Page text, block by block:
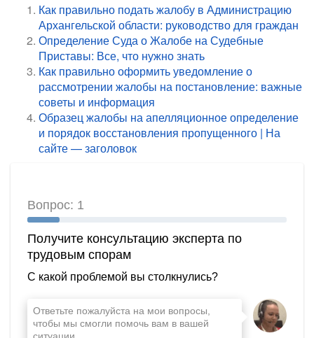
Как правильно подать жалобу в Администрацию
Архангельской области: руководство для граждан
Определение Суда о Жалобе на Судебные
Приставы: Все, что нужно знать
Как правильно оформить уведомление о
рассмотрении жалобы на постановление: важные
советы и информация
Образец жалобы на апелляционное определение
и порядок восстановления пропущенного | На
сайте — заголовок